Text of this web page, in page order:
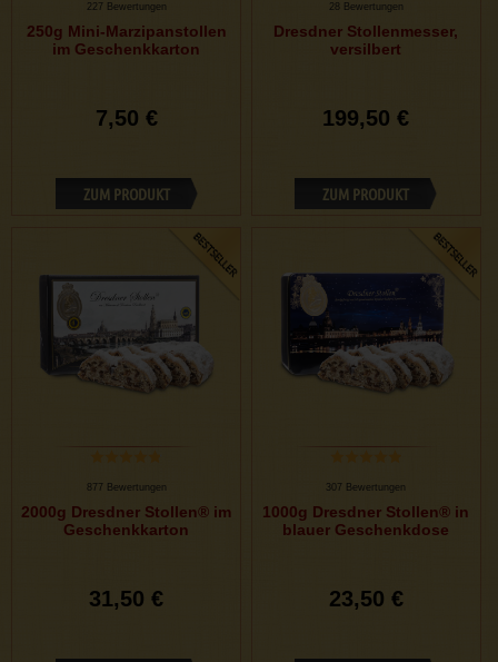
227 Bewertungen
250g Mini-Marzipanstollen
im Geschenkkarton
7,50 €
ZUM PRODUKT
28 Bewertungen
Dresdner Stollenmesser,
versilbert
199,50 €
ZUM PRODUKT
877 Bewertungen
2000g Dresdner Stollen® im
Geschenkkarton
31,50 €
307 Bewertungen
1000g Dresdner Stollen® in
blauer Geschenkdose
23,50 €